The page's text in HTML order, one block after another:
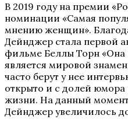
В 2019 году на премии
номинации «Самая
мнению женщин».
Дейнджер стала первой
фильме Беллы Торн «Она
является мировой
часто берут у нее
открыто и с долей юмора
жизни. На данный
Дейнджер увеличилось